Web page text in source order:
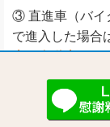
③ 直進車（バイ
で進入した場合
車（自動車）70